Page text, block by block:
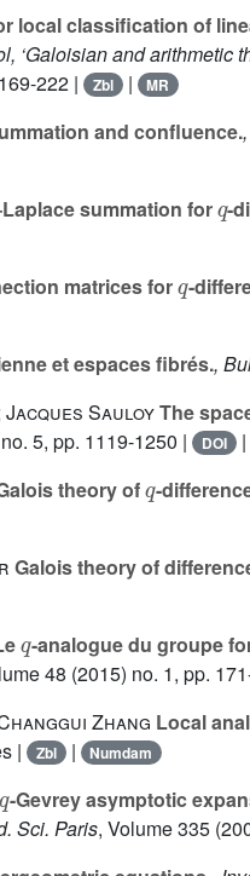
local classification of
‘Galoisian and
222 |
Zbl | MR
and confluence.
summation for -
matrices for -
et espaces fibrés.,
Jacques SauloyThe
5, pp. 1119-1250 | DOI |
theory of -
Galois theory of
-analogue du groupe
48 (2015) no. 1, pp.
Zhang Local
|
Zbl | Numdam
-Gevrey asymptotic
Sci. Paris, Volume 335